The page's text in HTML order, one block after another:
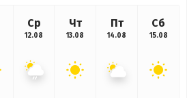
Ср
12.08
Чт
13.08
Пт
14.08
Сб
15.08